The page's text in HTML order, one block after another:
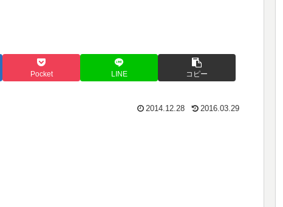
Pocket LINE コピー
2014.12.28 2016.03.29